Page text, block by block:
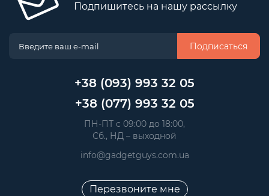
Подпишитесь на нашу рассылку
Подписаться
+38 (093) 993 32 05
+38 (077) 993 32 05
ПН-ПТ с 09:00 до 18:00,
Сб., НД – выходной
info@gadgetguys.com.ua
Перезвоните мне